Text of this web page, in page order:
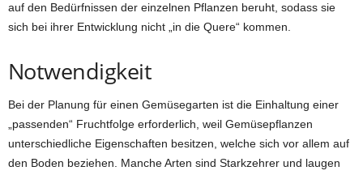
auf den Bedürfnissen der einzelnen Pflanzen beruht, sodass sie
sich bei ihrer Entwicklung nicht „in die Quere“ kommen.
Notwendigkeit
Bei der Planung für einen Gemüsegarten ist die Einhaltung einer
„passenden“ Fruchtfolge erforderlich, weil Gemüsepflanzen
unterschiedliche Eigenschaften besitzen, welche sich vor allem auf
den Boden beziehen. Manche Arten sind Starkzehrer und laugen